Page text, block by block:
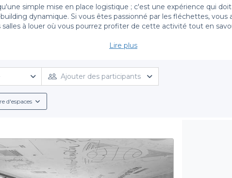
simple mise en place logistique ; c'est une expérience qui
dynamique. Si vous êtes passionné par les fléchettes,
salles à louer où vous pourrez profiter de cette activité tout en
été aussi simple. Grâce à notre plateforme, vous avez accès
soirée de lancement, ou simplement profiter d'un moment de
en tenant compte de la capacité d'accueil, de la
une réservation. Vous bénéficiez d'un ensemble de
aux boissons adaptées à vos préférences, nous veillons à
vos boissons préférées, qu'il s'agisse de cocktails
fléchettes.
Lire plus
Ajouter des participants
d'espaces